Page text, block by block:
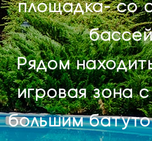
площадка- со
Рядом
игровая зона
большим